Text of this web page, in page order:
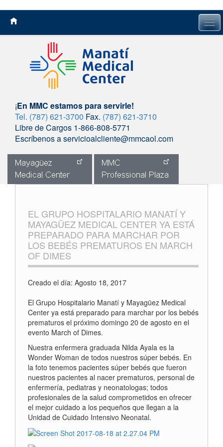
¡En MMC estamos para servirle!
Tel. (787) 621-3700 Fax. (787) 621-3710
Libre de Cargos 1-866-808-5771
Escríbenos a servicioalcliente@mmcaol.com
contentEL GRUPO HOSPITALARIO MANATÍ Y
MAYAGÜEZ MEDICAL CENTER YA ESTÁ
PREPARADO PARA MARCHAR POR
LOS BEBÉS PREMATUROS EN MARCH
OF DIMES
Creado el día: Agosto 18, 2017
El Grupo Hospitalario Manatí y Mayagüez Medical
Center ya está preparado para marchar por los bebés
prematuros el próximo domingo 20 de agosto en el
evento March of Dimes.
Nuestra enfermera graduada Nilda Ayala es la
Wonder Woman de todos nuestros súper bebés. En
la foto tenemos pacientes súper bebés que fueron
nuestros pacientes al nacer prematuros, personal de
enfermería, pediatras y neonatologas; todos
profesionales de la salud comprometidos en ofrecer
el mejor cuidado a los pequeños que llegan a la
Unidad de Cuidado Intensivo Neonatal.